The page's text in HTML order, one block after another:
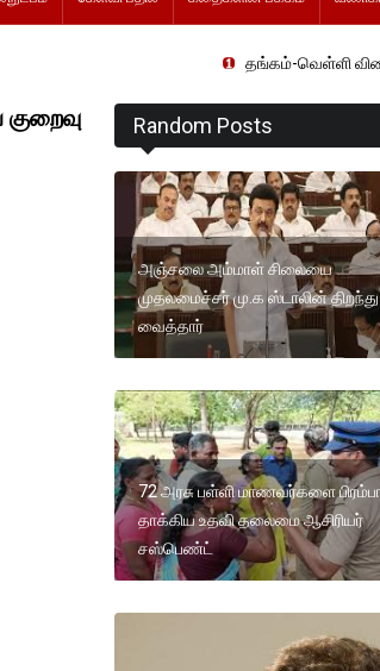
தங்கம்-வெள்ளி விலை
Random Posts
அஞ்சலை அம்மாள் சிலையை
முதலமைச்சர் மு.க ஸ்டாலின் திறந்து
வைத்தார்
72 அரசு பள்ளி மாணவர்களை
தாக்கிய உதவி தலைமை ஆசிரியர்
சஸ்பெண்ட்